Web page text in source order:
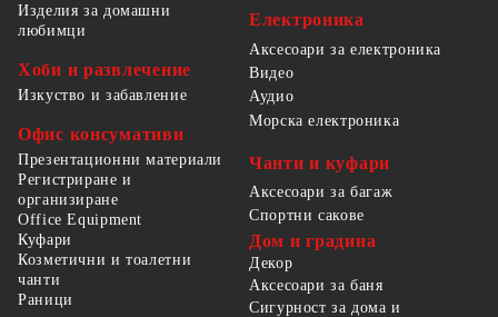
Изделия за домашни
любимци
Хоби и развлечение
Изкуство и забавление
Офис консумативи
Презентационни материали
Регистриране и
организиране
Office Equipment
Електроника
Аксесоари за електроника
Видео
Аудио
Морска електроника
Чанти и куфари
Аксесоари за багаж
Спортни сакове
Куфари
Козметични и тоалетни
чанти
Раници
Дом и градина
Декор
Аксесоари за баня
Сигурност за дома и